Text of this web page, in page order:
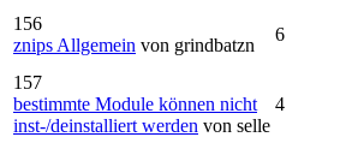
156
znips Allgemein von grindbatzn
6
157
bestimmte Module können nicht
inst-/deinstalliert werden von selle
4